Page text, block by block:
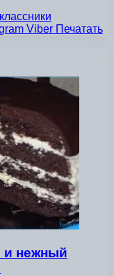
Viber Печатать
и нежный